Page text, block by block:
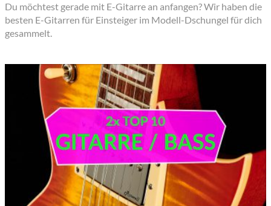
Du möchtest gerade mit E-Gitarre an anfangen? Wir haben die
besten E-Gitarren für Einsteiger im Modell-Dschungel für dich
gesammelt.